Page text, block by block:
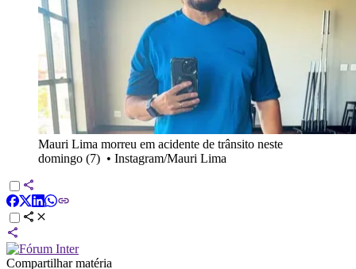
Mauri Lima morreu em acidente de trânsito neste
domingo (7) • Instagram/Mauri Lima
Compartilhar matéria